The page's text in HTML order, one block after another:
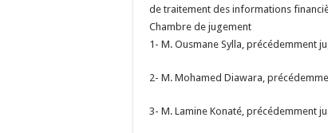
de traitement des informations
Chambre de jugement
1- M. Ousmane Sylla, précédemment
2- M. Mohamed Diawara,
3- M. Lamine Konaté, précédemment